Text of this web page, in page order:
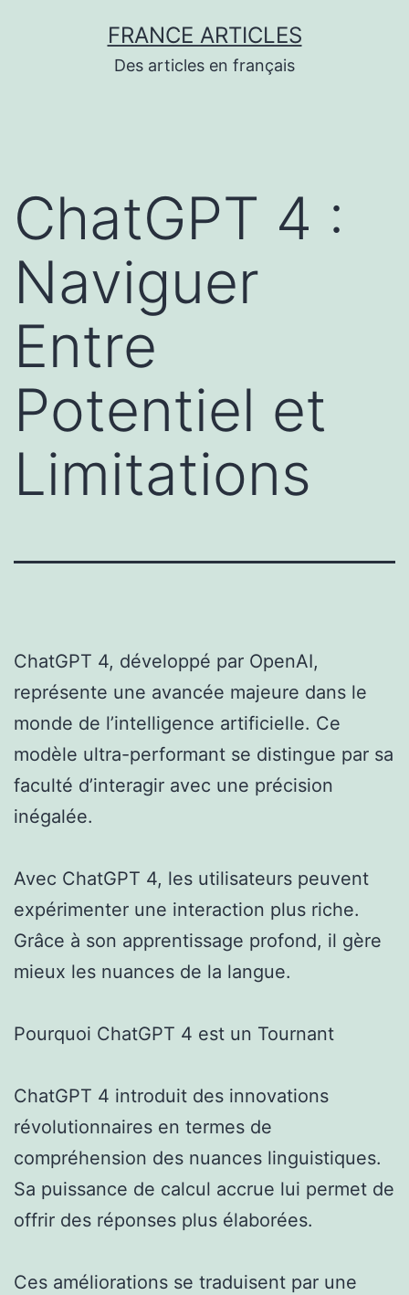
FRANCE ARTICLES
Des articles en français
ChatGPT 4 :
Naviguer
Entre
Potentiel et
Limitations
ChatGPT 4, développé par OpenAI,
représente une avancée majeure dans le
monde de l’intelligence artificielle. Ce
modèle ultra-performant se distingue par sa
faculté d’interagir avec une précision
inégalée.
Avec ChatGPT 4, les utilisateurs peuvent
expérimenter une interaction plus riche.
Grâce à son apprentissage profond, il gère
mieux les nuances de la langue.
Pourquoi ChatGPT 4 est un Tournant
ChatGPT 4 introduit des innovations
révolutionnaires en termes de
compréhension des nuances linguistiques.
Sa puissance de calcul accrue lui permet de
offrir des réponses plus élaborées.
Ces améliorations se traduisent par une